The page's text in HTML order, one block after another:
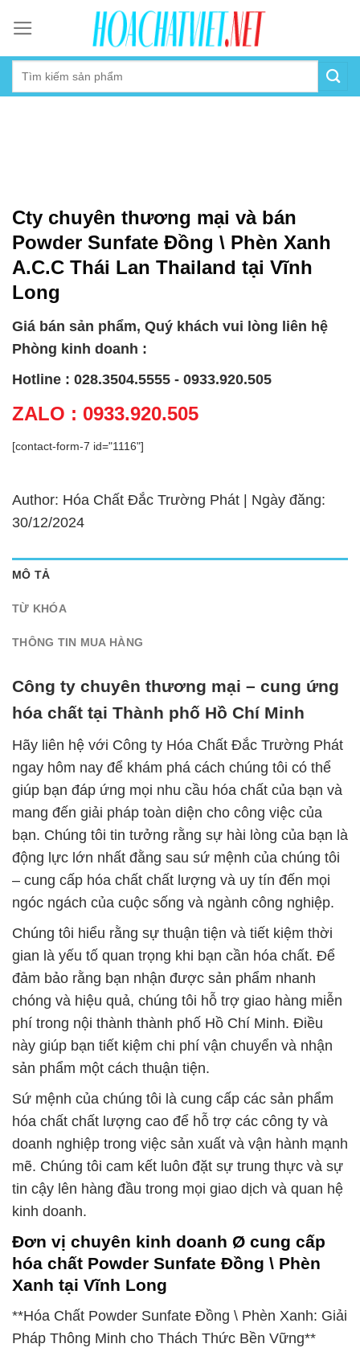
content
Cty chuyên thương mại và bán
Powder Sunfate Đồng \ Phèn Xanh
A.C.C Thái Lan Thailand tại Vĩnh
Long
Giá bán sản phẩm, Quý khách vui lòng liên hệ
Phòng kinh doanh :
Hotline : 028.3504.5555 - 0933.920.505
ZALO : 0933.920.505
[contact-form-7 id="1116"]
Author: Hóa Chất Đắc Trường Phát | Ngày đăng:
30/12/2024
MÔ TẢ
TỪ KHÓA
THÔNG TIN MUA HÀNG
Công ty chuyên thương mại – cung ứng
hóa chất tại Thành phố Hồ Chí Minh
Hãy liên hệ với Công ty Hóa Chất Đắc Trường Phát
ngay hôm nay để khám phá cách chúng tôi có thể
giúp bạn đáp ứng mọi nhu cầu hóa chất của bạn và
mang đến giải pháp toàn diện cho công việc của
bạn. Chúng tôi tin tưởng rằng sự hài lòng của bạn là
động lực lớn nhất đằng sau sứ mệnh của chúng tôi
– cung cấp hóa chất chất lượng và uy tín đến mọi
ngóc ngách của cuộc sống và ngành công nghiệp.
Chúng tôi hiểu rằng sự thuận tiện và tiết kiệm thời
gian là yếu tố quan trọng khi bạn cần hóa chất. Để
đảm bảo rằng bạn nhận được sản phẩm nhanh
chóng và hiệu quả, chúng tôi hỗ trợ giao hàng miễn
phí trong nội thành thành phố Hồ Chí Minh. Điều
này giúp bạn tiết kiệm chi phí vận chuyển và nhận
sản phẩm một cách thuận tiện.
Sứ mệnh của chúng tôi là cung cấp các sản phẩm
hóa chất chất lượng cao để hỗ trợ các công ty và
doanh nghiệp trong việc sản xuất và vận hành mạnh
mẽ. Chúng tôi cam kết luôn đặt sự trung thực và sự
tin cậy lên hàng đầu trong mọi giao dịch và quan hệ
kinh doanh.
Đơn vị chuyên kinh doanh Ø cung cấp
hóa chất Powder Sunfate Đồng \ Phèn
Xanh tại Vĩnh Long
**Hóa Chất Powder Sunfate Đồng \ Phèn Xanh: Giải
Pháp Thông Minh cho Thách Thức Bền Vững**